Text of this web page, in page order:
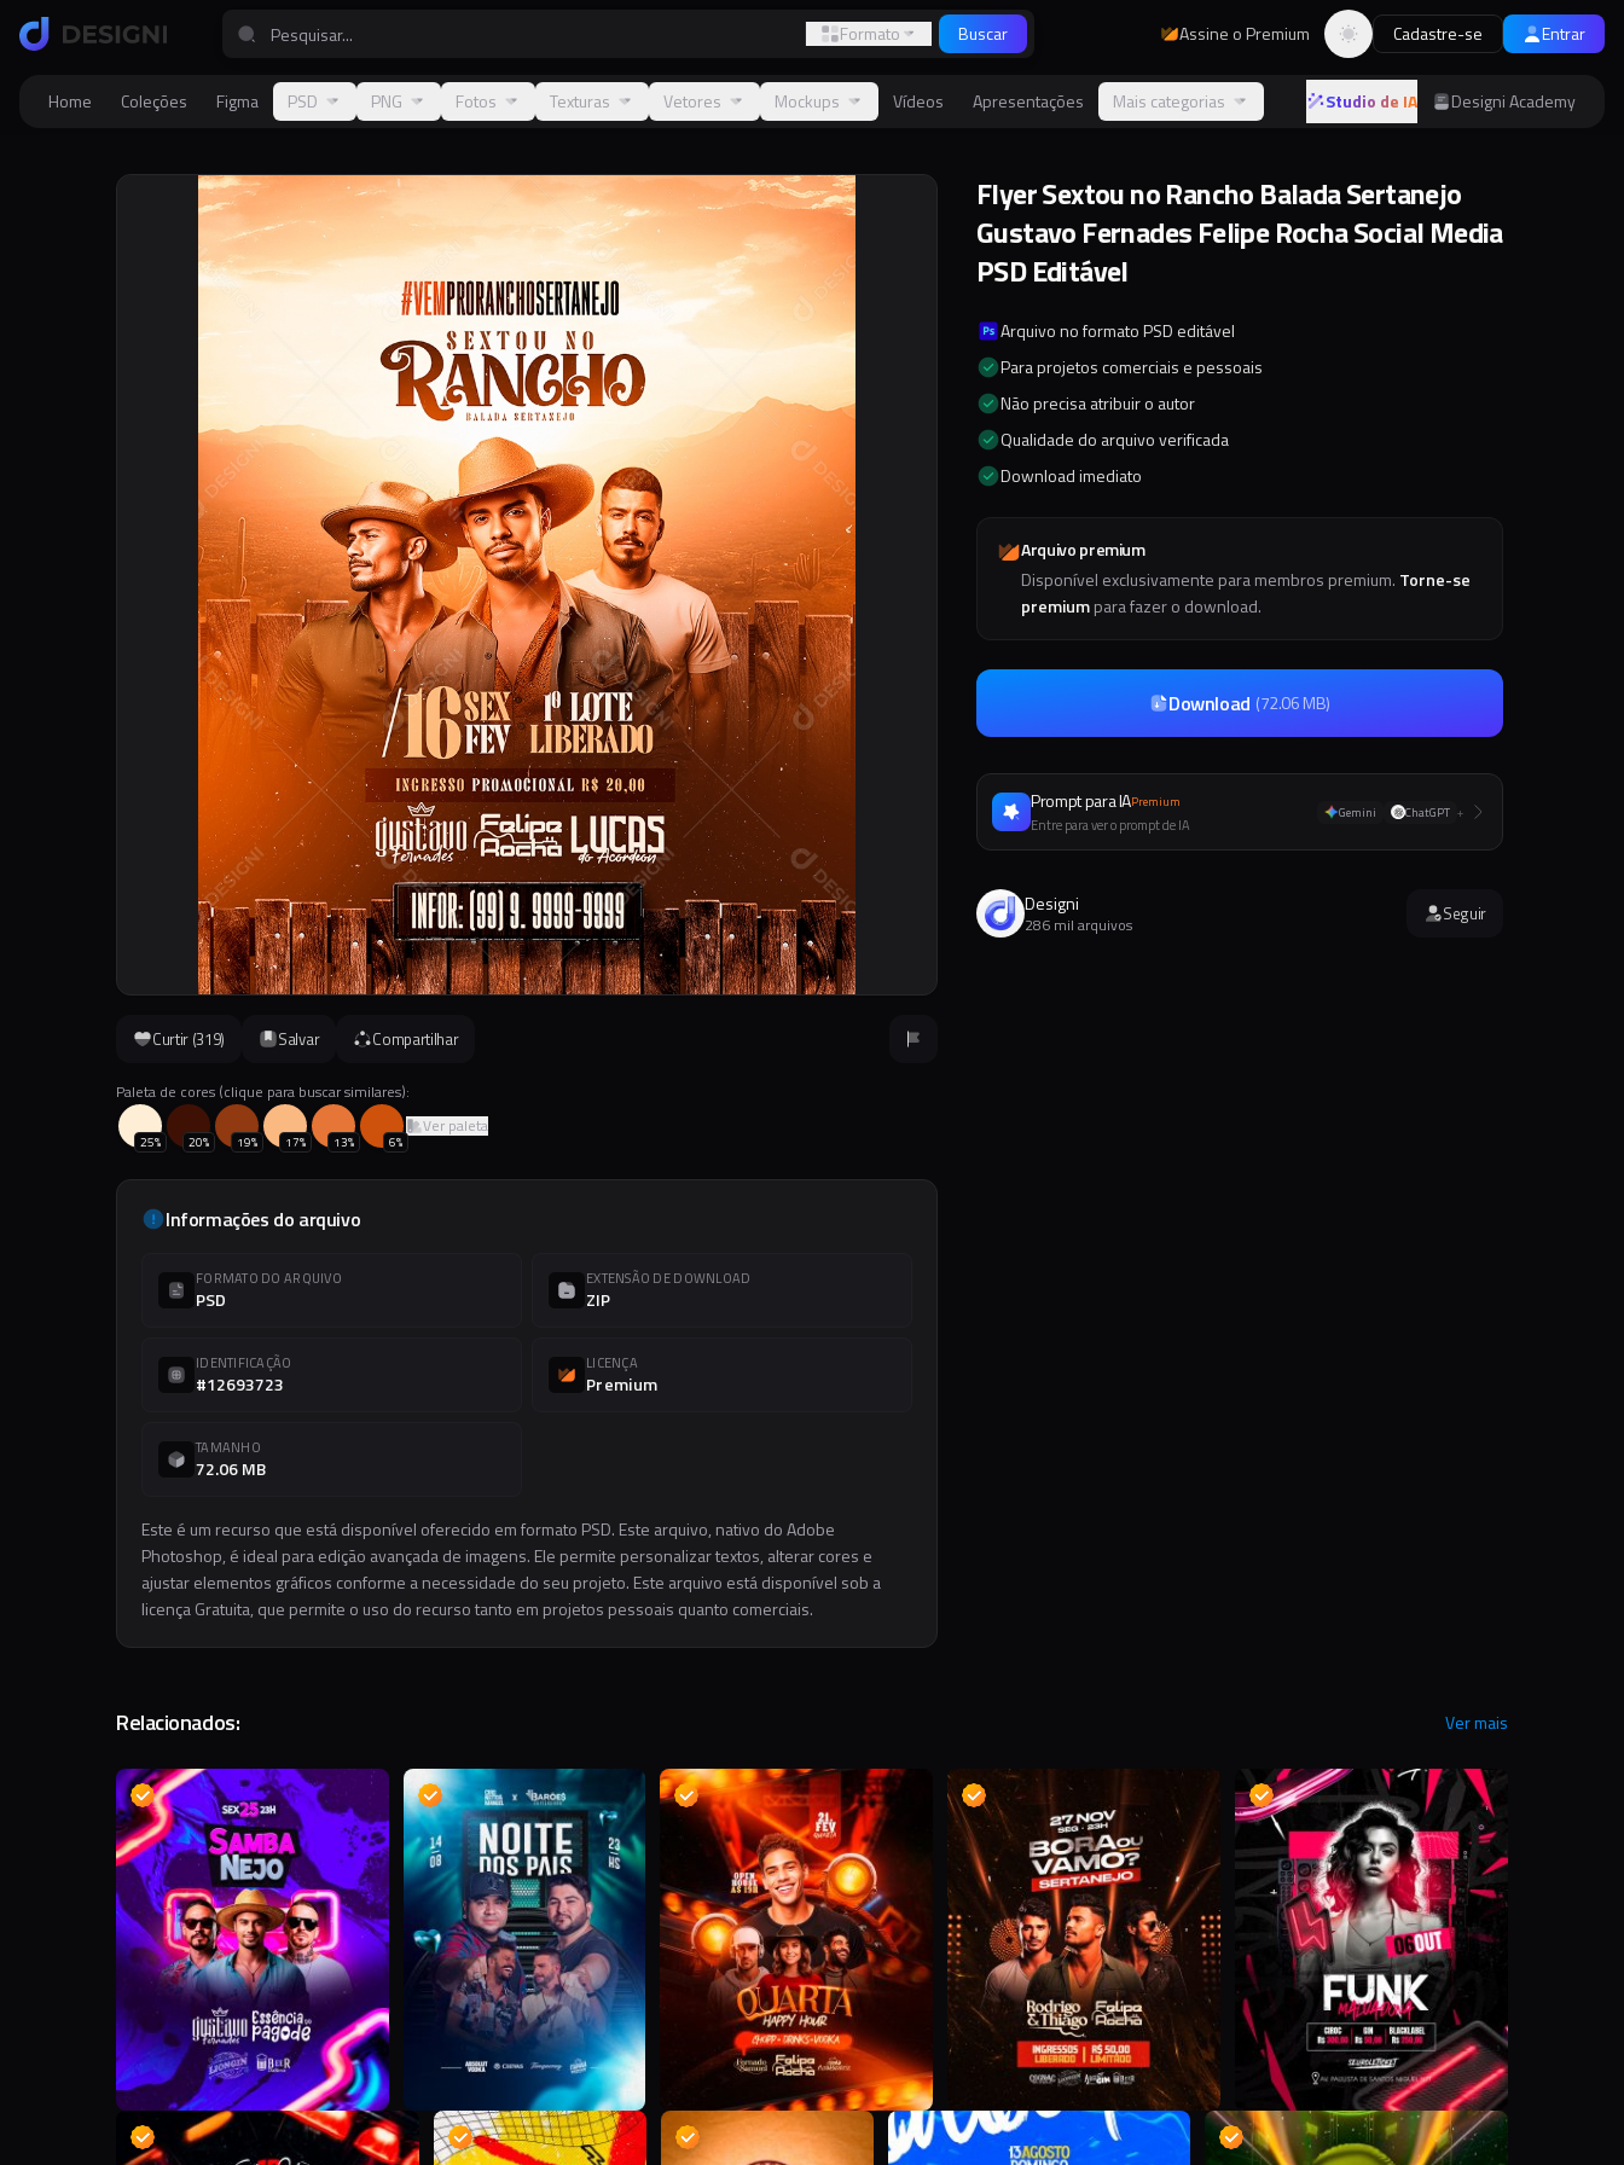
Formato Buscar Assine o Premium Alternar tema
Cadastre-se Entrar
Home Coleções Figma PSD PNG Fotos Texturas Vetores Mockups Vídeos Apresentações Mais categorias Studio de IA Designi Academy
Curtir (319) Salvar Compartilhar
Paleta de cores (clique para buscar similares):
25% 20% 19% 17% 13% 6%
Ver paleta
Informações do arquivo
FORMATO DO ARQUIVO
PSD
EXTENSÃO DE DOWNLOAD
ZIP
IDENTIFICAÇÃO
#12693723
LICENÇA
Premium
TAMANHO
72.06 MB
Este é um recurso que está disponível oferecido em formato PSD. Este arquivo, nativo do Adobe
Photoshop, é ideal para edição avançada de imagens. Ele permite personalizar textos, alterar cores e
ajustar elementos gráficos conforme a necessidade do seu projeto. Este arquivo está disponível sob a
licença Gratuita, que permite o uso do recurso tanto em projetos pessoais quanto comerciais.
Flyer Sextou no Rancho Balada Sertanejo
Gustavo Fernades Felipe Rocha Social Media
PSD Editável
Arquivo no formato PSD editável
Para projetos comerciais e pessoais
Não precisa atribuir o autor
Qualidade do arquivo verificada
Download imediato
Arquivo premium
Disponível exclusivamente para membros premium. Torne-se
premiumpara fazer o download.
Download (72.06 MB)
Prompt para IAPremium
Entre para ver o prompt de IA
Gemini ChatGPT +
Designi
286 mil arquivos Seguir
Relacionados: Ver mais
D D D D
D D D R